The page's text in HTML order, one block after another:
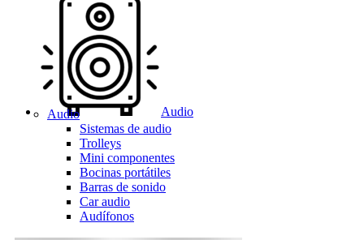
Audio
Audio
Sistemas de audio
Trolleys
Mini componentes
Bocinas portátiles
Barras de sonido
Car audio
Audífonos